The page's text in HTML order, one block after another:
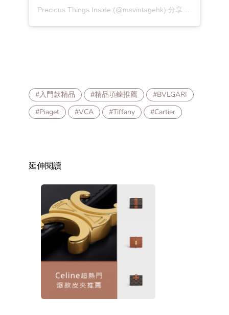
Precious Things Inside (@msvintagehk) 分享的帖子
#入門款精品 #精品項鍊推薦
#BVLGARI
#Piaget
#VCA #Tiffany #Cartier
延伸閱讀